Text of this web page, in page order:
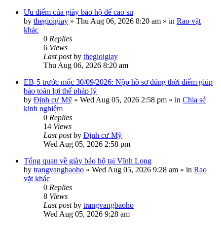
Ưu điểm của giày bảo hộ đế cao su
by thegioigiay » Thu Aug 06, 2026 8:20 am » in Rao vặt
khác
0 Replies
6 Views
Last postby thegioigiay
Thu Aug 06, 2026 8:20 am
EB-5 trước mốc 30/09/2026: Nộp hồ sơ đúng thời điểm giúp
bảo toàn lợi thế pháp lý
by Định cư Mỹ » Wed Aug 05, 2026 2:58 pm » in Chia sẻ
kinh nghiệm
0 Replies
14 Views
Last postby Định cư Mỹ
Wed Aug 05, 2026 2:58 pm
Tổng quan về giày bảo hộ tại Vĩnh Long
by trangvangbaoho » Wed Aug 05, 2026 9:28 am » in Rao
vặt khác
0 Replies
8 Views
Last postby trangvangbaoho
Wed Aug 05, 2026 9:28 am